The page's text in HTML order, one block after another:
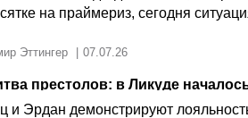
на праймериз, сегодня
07.07.26
престолов: в Ликуде
и Эрдан демонстрируют